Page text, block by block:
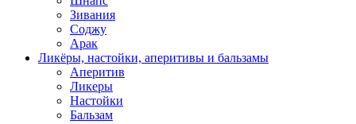
Зивания
Соджу
Арак
Ликёры, настойки, аперитивы и бальзамы
Аперитив
Ликеры
Настойки
Бальзам